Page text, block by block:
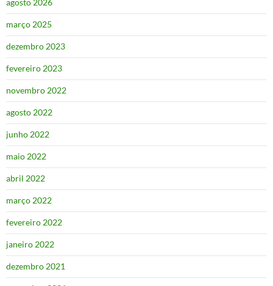
agosto 2026
março 2025
dezembro 2023
fevereiro 2023
novembro 2022
agosto 2022
junho 2022
maio 2022
abril 2022
março 2022
fevereiro 2022
janeiro 2022
dezembro 2021